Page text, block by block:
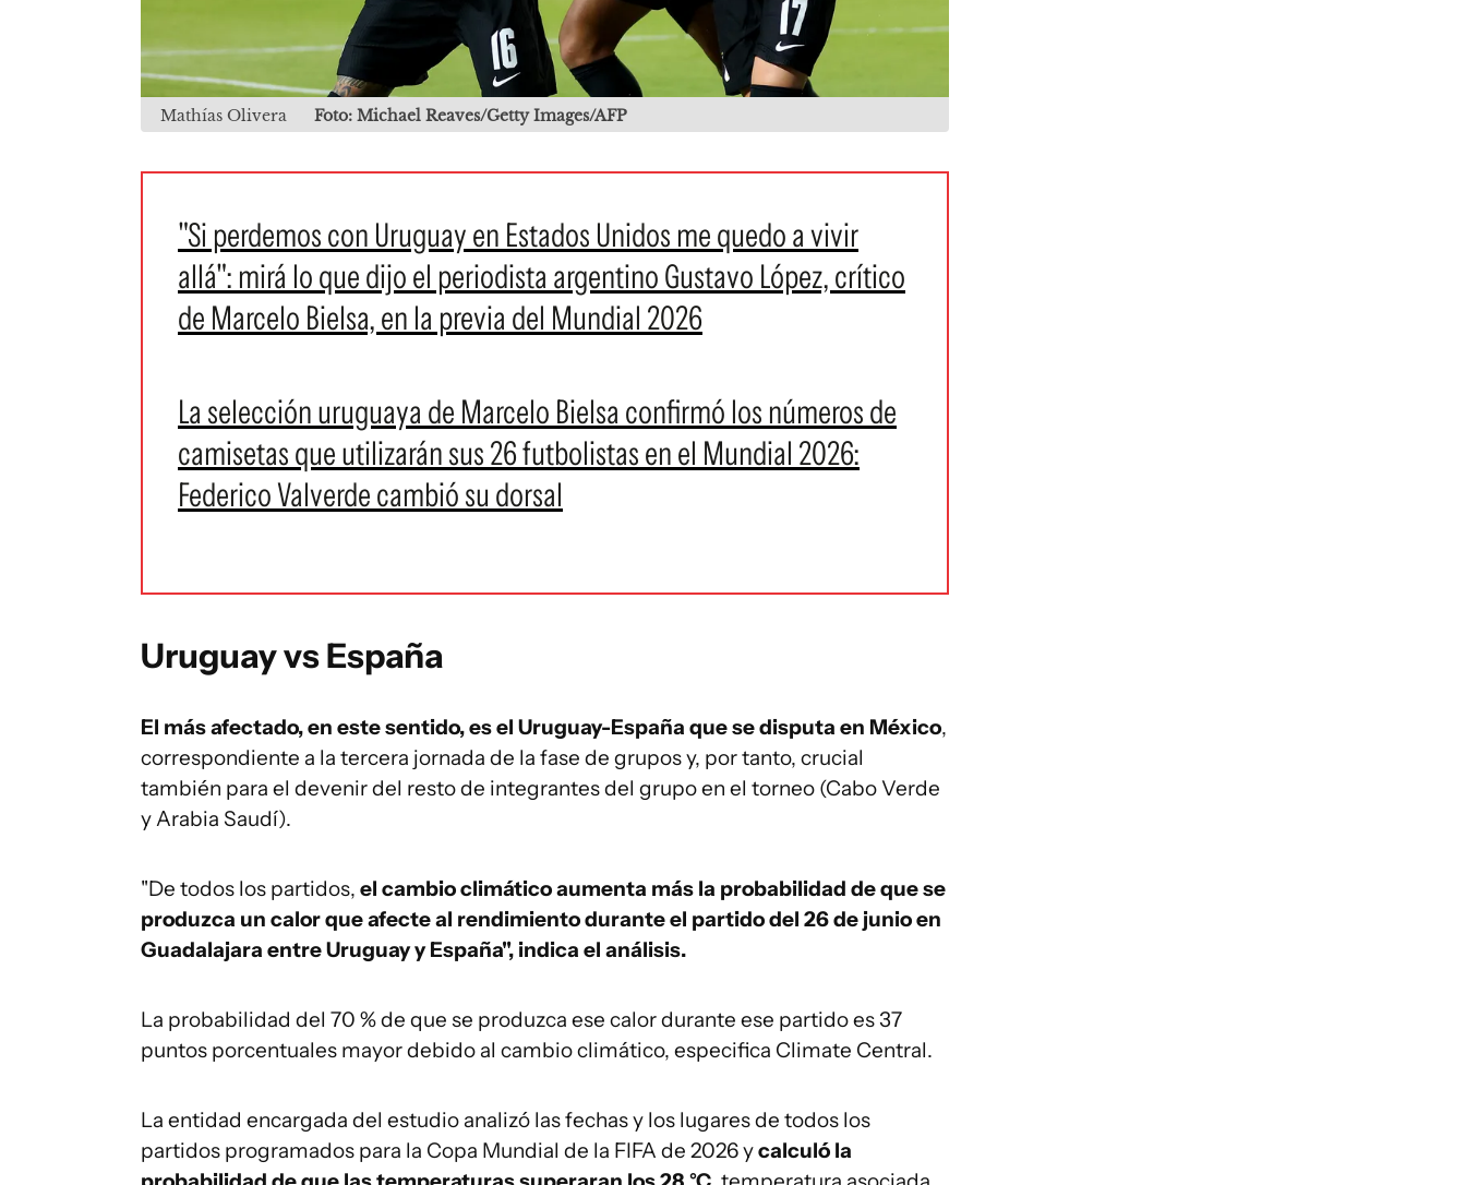
Mathías Olivera Foto: Michael Reaves/Getty Images/AFP
"Si perdemos con Uruguay en Estados Unidos me quedo a vivir
allá": mirá lo que dijo el periodista argentino Gustavo López, crítico
de Marcelo Bielsa, en la previa del Mundial 2026
La selección uruguaya de Marcelo Bielsa confirmó los números de
camisetas que utilizarán sus 26 futbolistas en el Mundial 2026:
Federico Valverde cambió su dorsal
Uruguay vs España
El más afectado, en este sentido, es el Uruguay-España que se disputa en México,
correspondiente a la tercera jornada de la fase de grupos y, por tanto, crucial
también para el devenir del resto de integrantes del grupo en el torneo (Cabo Verde
y Arabia Saudí).
"De todos los partidos, el cambio climático aumenta más la probabilidad de que se
produzca un calor que afecte al rendimiento durante el partido del 26 de junio en
Guadalajara entre Uruguay y España", indica el análisis.
La probabilidad del 70 % de que se produzca ese calor durante ese partido es 37
puntos porcentuales mayor debido al cambio climático, especifica Climate Central.
La entidad encargada del estudio analizó las fechas y los lugares de todos los
partidos programados para la Copa Mundial de la FIFA de 2026 ycalculó la